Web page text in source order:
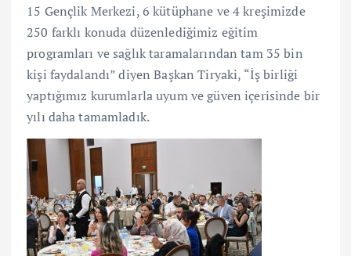
15 Gençlik Merkezi, 6 kütüphane ve 4 kreşimizde
250 farklı konuda düzenlediğimiz eğitim
programları ve sağlık taramalarından tam 35 bin
kişi faydalandı” diyen Başkan Tiryaki, “İş birliği
yaptığımız kurumlarla uyum ve güven içerisinde bir
yılı daha tamamladık.